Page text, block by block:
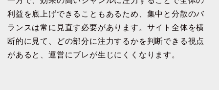
利益を底上げできることもあるため、集中と分散のバ
ランスは常に見直す必要があります。サイト全体を横
断的に見て、どの部分に注力するかを判断できる視点
があると、運営にブレが生じにくくなります。